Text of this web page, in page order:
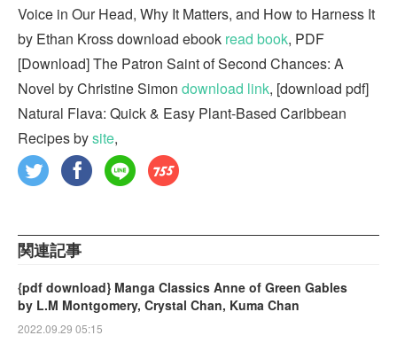
Voice in Our Head, Why It Matters, and How to Harness It
by Ethan Kross download ebook read book, PDF
[Download] The Patron Saint of Second Chances: A
Novel by Christine Simon download link, [download pdf]
Natural Flava: Quick & Easy Plant-Based Caribbean
Recipes bysite,
関連記事
{pdf download} Manga Classics Anne of Green Gables
by L.M Montgomery, Crystal Chan, Kuma Chan
2022.09.29 05:15